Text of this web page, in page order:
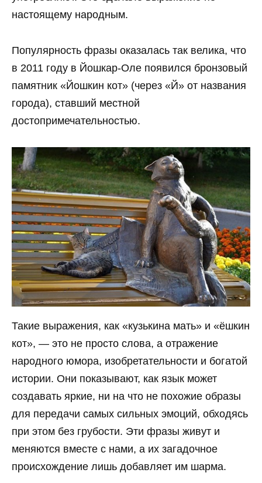
настоящему народным.
Популярность фразы оказалась так велика, что
в 2011 году в Йошкар-Оле появился бронзовый
памятник «Йошкин кот» (через «Й» от названия
города), ставший местной
достопримечательностью.
Такие выражения, как «кузькина мать» и «ёшкин
кот», — это не просто слова, а отражение
народного юмора, изобретательности и богатой
истории. Они показывают, как язык может
создавать яркие, ни на что не похожие образы
для передачи самых сильных эмоций, обходясь
при этом без грубости. Эти фразы живут и
меняются вместе с нами, а их загадочное
происхождение лишь добавляет им шарма.